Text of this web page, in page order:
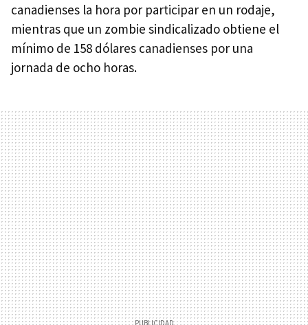
canadienses la hora por participar en un rodaje,
mientras que un zombie sindicalizado obtiene el
mínimo de 158 dólares canadienses por una
jornada de ocho horas.